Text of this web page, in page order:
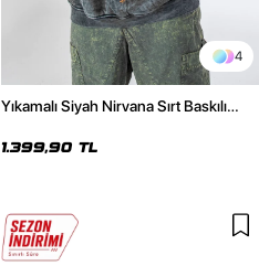
4
Yıkamalı Siyah Nirvana Sırt Baskılı
1.399,90 TL